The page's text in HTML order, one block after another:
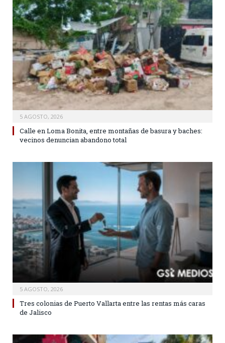
5 AGOSTO, 2026
Calle en Loma Bonita, entre montañas de basura y baches:
vecinos denuncian abandono total
5 AGOSTO, 2026
Tres colonias de Puerto Vallarta entre las rentas más caras
de Jalisco